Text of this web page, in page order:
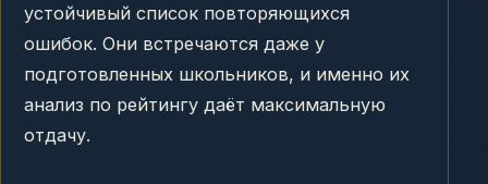
устойчивый список повторяющихся
ошибок. Они встречаются даже у
подготовленных школьников, и именно их
анализ по рейтингу даёт максимальную
отдачу.